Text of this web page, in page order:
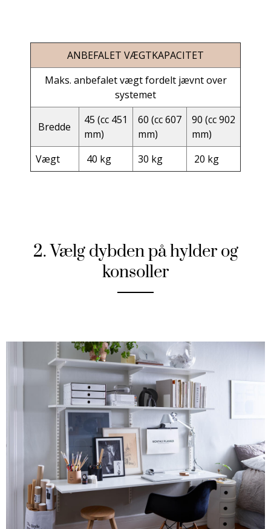
ANBEFALET VÆGTKAPACITET
Maks. anbefalet vægt fordelt jævnt over
systemet
Bredde
45 (cc 451
mm)
60 (cc 607
mm)
90 (cc 902
mm)
Vægt
40 kg 30 kg 20 kg
2. Vælg dybden på hylder og
konsoller